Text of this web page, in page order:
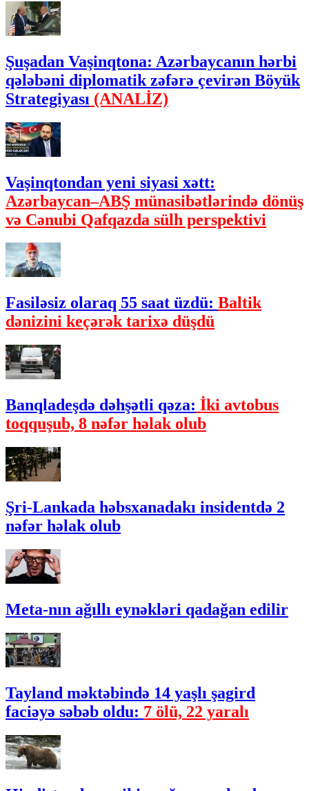
Şuşadan Vaşinqtona: Azərbaycanın hərbi
qələbəni diplomatik zəfərə çevirən Böyük
Strategiyası (ANALİZ)
Vaşinqtondan yeni siyasi xətt:
Azərbaycan–ABŞ münasibətlərində dönüş
və Cənubi Qafqazda sülh perspektivi
Fasiləsiz olaraq 55 saat üzdü: Baltik
dənizini keçərək tarixə düşdü
Banqladeşdə dəhşətli qəza: İki avtobus
toqquşub, 8 nəfər həlak olub
Şri-Lankada həbsxanadakı insidentdə 2
nəfər həlak olub
Meta-nın ağıllı eynəkləri qadağan edilir
Tayland məktəbində 14 yaşlı şagird
faciəyə səbəb oldu: 7 ölü, 22 yaralı